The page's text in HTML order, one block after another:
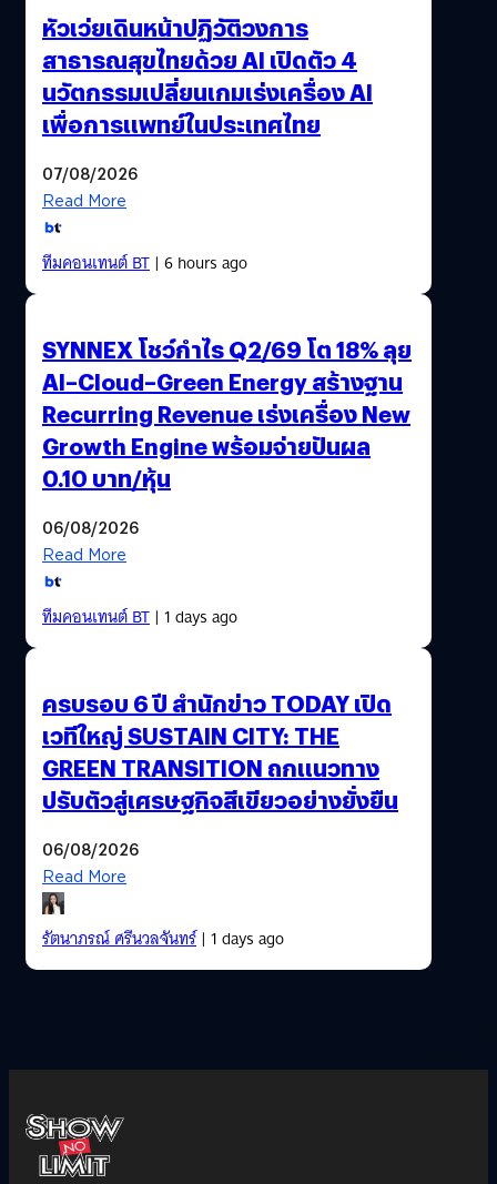
หัวเว่ยเดินหน้าปฏิวัติวงการ
สาธารณสุขไทยด้วย AI เปิดตัว 4
นวัตกรรมเปลี่ยนเกมเร่งเครื่อง AI
เพื่อการแพทย์ในประเทศไทย
07/08/2026
Read More
ทีมคอนเทนต์ BT| 6 hours ago
SYNNEX โชว์กำไร Q2/69 โต 18% ลุย
AI–Cloud–Green Energy สร้างฐาน
Recurring Revenue เร่งเครื่อง New
Growth Engine พร้อมจ่ายปันผล
0.10 บาท/หุ้น
06/08/2026
Read More
ทีมคอนเทนต์ BT| 1 days ago
ครบรอบ 6 ปี สำนักข่าว TODAY เปิด
เวทีใหญ่ SUSTAIN CITY: THE
GREEN TRANSITION ถกแนวทาง
ปรับตัวสู่เศรษฐกิจสีเขียวอย่างยั่งยืน
06/08/2026
Read More
รัตนาภรณ์ ศรีนวลจันทร์| 1 days ago